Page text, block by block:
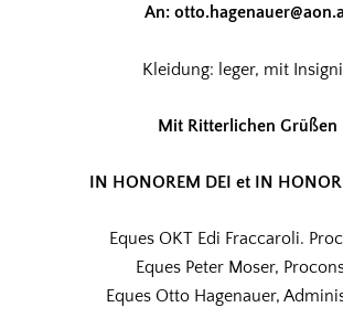
An:
Kleidung: leger, mit
Mit Ritterlichen Grüßen
IN HONOREM DEI et IN
Eques OKT Edi Fraccaroli.
Eques Peter Moser,
Eques Otto Hagenauer,